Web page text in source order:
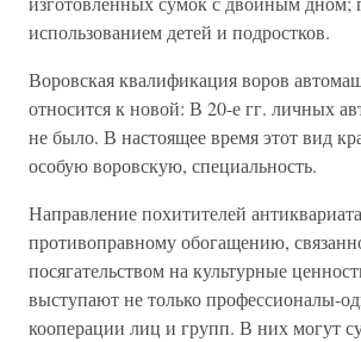
использованием детей и подростков.
Воровская квалификация воров
относится к новой: В 20-е гг. личных
не было. В настоящее время этот вид
особую воровскую, специальность.
Направление похитителей
противоправному обогащению,
посягательством на культурные
выступают не только профессионалы-
кооперации лиц и групп. В них могут